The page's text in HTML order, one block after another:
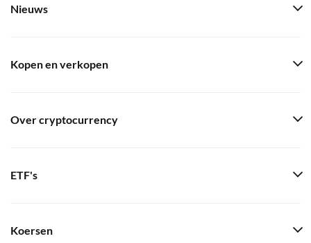
Nieuws
Kopen en verkopen
Over cryptocurrency
ETF's
Koersen